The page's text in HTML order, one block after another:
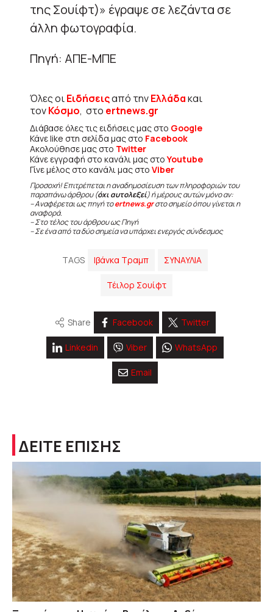
της Σουίφτ)» έγραψε σε λεζάντα σε
άλλη φωτογραφία.
Πηγή: ΑΠΕ-ΜΠΕ
Όλες οιΕιδήσειςαπό τηνΕλλάδακαι
τονΚόσμο, στο ertnews.gr
Διάβασε όλες τις ειδήσεις μας στο Google
Κάνε like στη σελίδα μας στο Facebook
Ακολούθησε μας στο Twitter
Κάνε εγγραφή στο κανάλι μας στοYoutube
Γίνε μέλος στο κανάλι μας στο Viber
Προσοχή! Επιτρέπεται η αναδημοσίευση των πληροφοριών του
παραπάνω άρθρου (όχι αυτολεξεί) ή μέρους αυτών μόνο αν:
– Αναφέρεται ως πηγή τοertnews.grστο σημείο όπου γίνεται η
αναφορά.
– Στο τέλος του άρθρου ως Πηγή
– Σε ένα από τα δύο σημεία να υπάρχει ενεργός σύνδεσμος
TAGS Ιβάνκα Τραμπ ΣΥΝΑΥΛΙΑ
Τέιλορ Σουίφτ
Share Facebook Twitter
Linkedin Viber WhatsApp
Email
ΔΕΙΤΕ ΕΠΙΣΗΣ